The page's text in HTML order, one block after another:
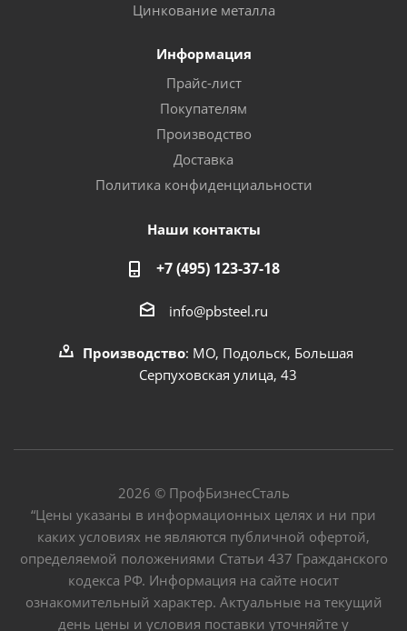
Цинкование металла
Информация
Прайс-лист
Покупателям
Производство
Доставка
Политика конфиденциальности
Наши контакты
+7 (495) 123-37-18
info@pbsteel.ru
Производство: МО, Подольск, Большая
Серпуховская улица, 43
2026 © ПрофБизнесСталь
“Цены указаны в информационных целях и ни при
каких условиях не являются публичной офертой,
определяемой положениями Статьи 437 Гражданского
кодекса РФ. Информация на сайте носит
ознакомительный характер. Актуальные на текущий
день цены и условия поставки уточняйте у